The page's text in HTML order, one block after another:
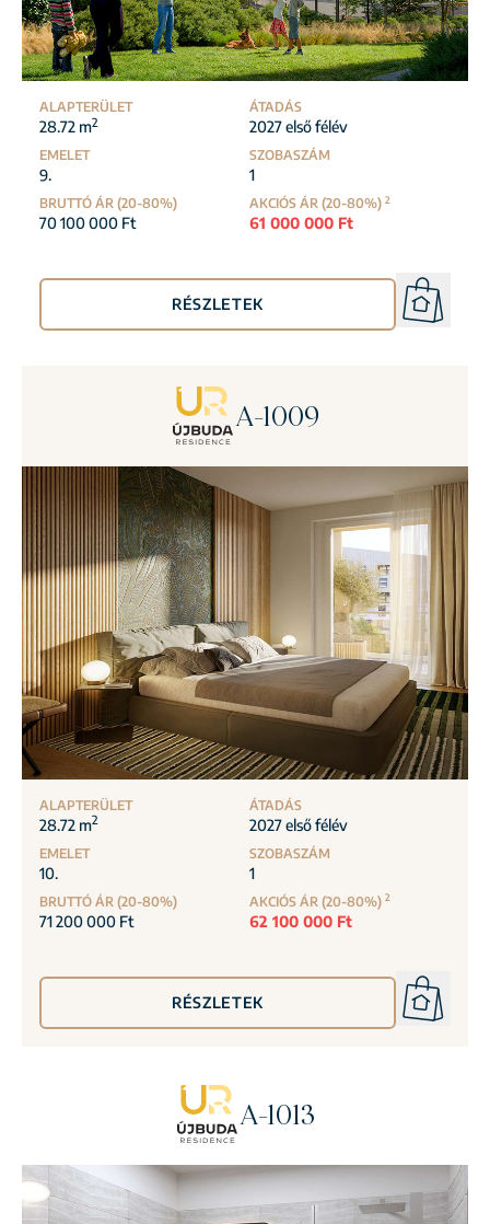
ALAPTERÜLET
28.72 m2
ÁTADÁS
2027 első félév
EMELET
9.
SZOBASZÁM
1
BRUTTÓ ÁR (20-80%)
70 100 000 Ft
AKCIÓS ÁR (20-80%) 2
61 000 000 Ft
RÉSZLETEK
A-1009
ALAPTERÜLET
28.72 m2
ÁTADÁS
2027 első félév
EMELET
10.
SZOBASZÁM
1
BRUTTÓ ÁR (20-80%)
71 200 000 Ft
AKCIÓS ÁR (20-80%) 2
62 100 000 Ft
RÉSZLETEK
A-1013